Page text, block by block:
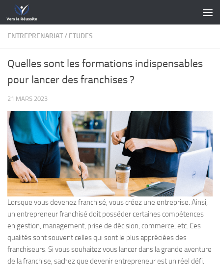
Skip to content
ENTREPRENARIAT/ ETUDES
Quelles sont les formations indispensables
pour lancer des franchises ?
21 MARS 2023
Lorsque vous devenez franchisé, vous créez une entreprise. Ainsi,
un entrepreneur franchisé doit posséder certaines compétences
en gestion, management, prise de décision, commerce, etc. Ces
qualités sont souvent celles qui sont le plus appréciées des
franchiseurs. Si vous souhaitez vous lancer dans la grande aventure
de la franchise, sachez que devenir entrepreneur est un réel défi.